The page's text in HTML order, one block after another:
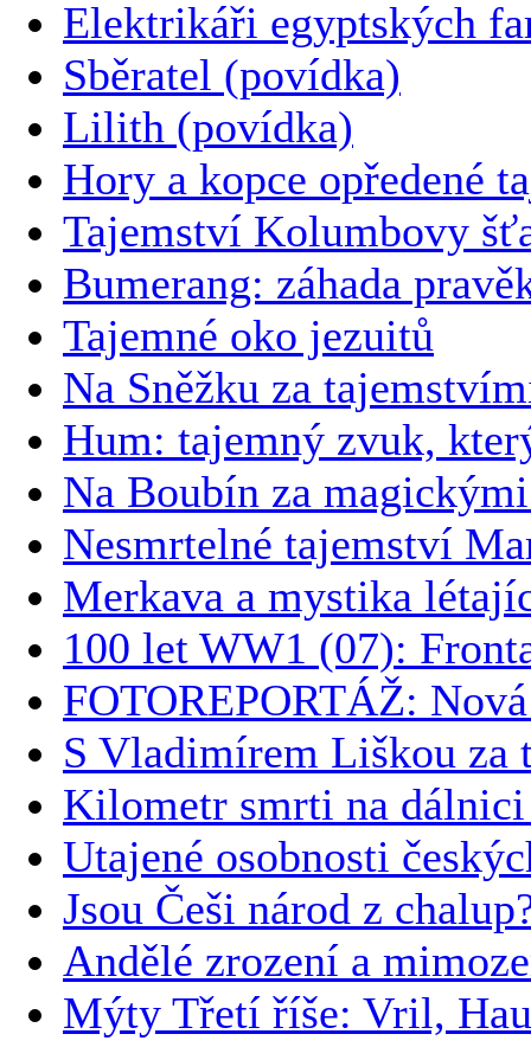
Elektrikáři egyptských
Sběratel (povídka)
Lilith (povídka)
Hory a kopce opředené
Tajemství Kolumbovy
Bumerang: záhada
Tajemné oko jezuitů
Na Sněžku za
Hum: tajemný zvuk,
Na Boubín za
Nesmrtelné tajemství
Merkava a mystika
100 let WW1 (07):
FOTOREPORTÁŽ:
S Vladimírem Liškou za
Kilometr smrti na
Utajené osobnosti
Jsou Češi národ z
Andělé zrození a
Mýty Třetí říše: Vril,